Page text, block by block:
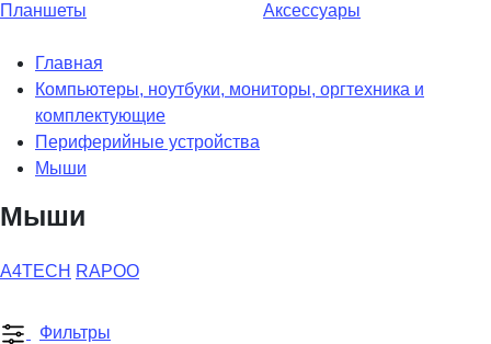
Планшеты
Аксессуары
Главная
Компьютеры, ноутбуки, мониторы, оргтехника и
комплектующие
Периферийные устройства
Мыши
Мыши
A4TECH RAPOO
Фильтры